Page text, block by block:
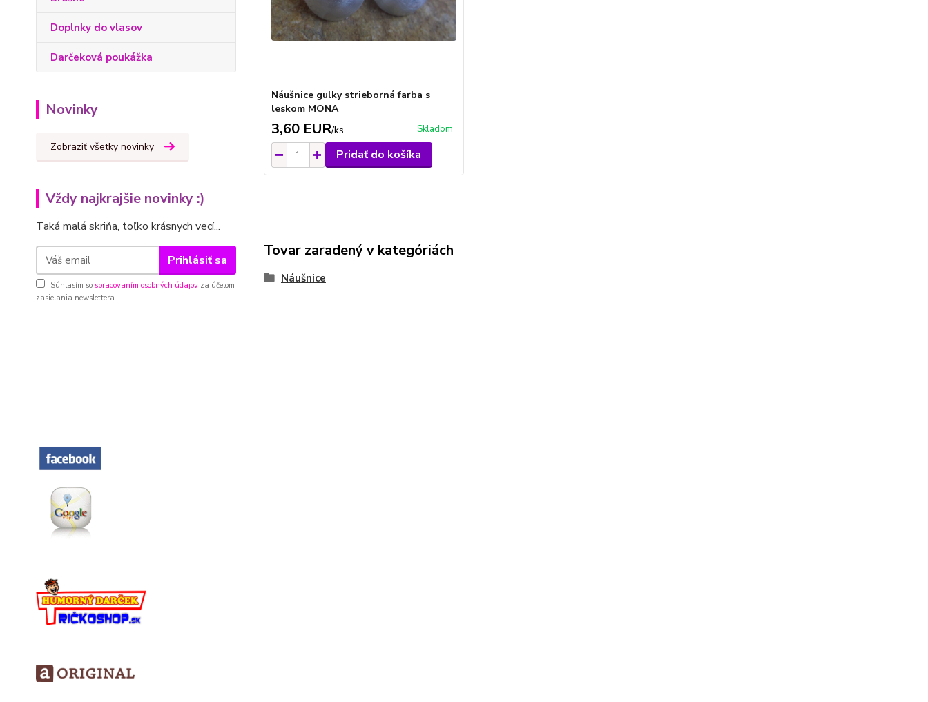
Doplnky do vlasov
Darčeková poukážka
Novinky
Zobraziť všetky novinky
Vždy najkrajšie novinky :)
Taká malá skriňa, toľko krásnych vecí...
Prihlásiť sa
Súhlasím so spracovaním osobných údajov za účelom
zasielania newslettera.
Náušnice gulky strieborná farba s
leskom MONA
3,60 EUR/ks Skladom
Pridať do košíka
Tovar zaradený v kategóriách
Náušnice